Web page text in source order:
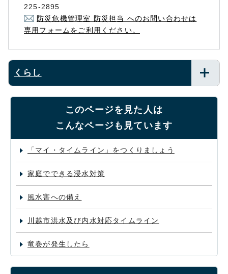
225-2895
防災危機管理室 防災担当 へのお問い合わせは
専用フォームをご利用ください。
くらし
このページを見た人は
こんなページも見ています
「マイ・タイムライン」をつくりましょう
家庭でできる浸水対策
風水害への備え
川越市洪水及び内水対応タイムライン
竜巻が発生したら